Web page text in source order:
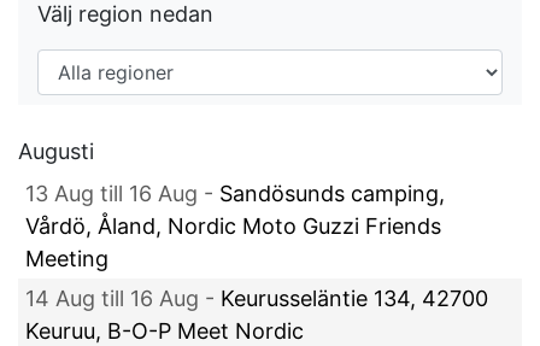
Välj region nedan
Augusti
13 Aug till 16 Aug - Sandösunds camping,
Vårdö, Åland, Nordic Moto Guzzi Friends
Meeting
14 Aug till 16 Aug - Keurusseläntie 134, 42700
Keuruu, B-O-P Meet Nordic